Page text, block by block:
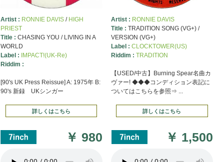
Artist : RONNIE DAVIS/ HIGH
PRIEST
Title : CHASING YOU / LIVING IN A
WORLD
Label :
IMPACT!(UK-Re)
Riddim :
[90's UK Press Reissue] A: 1975年 B:
90's 新録 UKシンガー
詳しくはこちら
￥ 980
Artist : RONNIE DAVIS
Title : TRADITION SONG (VG+) /
VERSION (VG+)
Label : CLOCKTOWER(US)
Riddim : TRADITION
【USED/中古】Burning Spear名曲カ
ヴァー! ◆◆◆コンディション表記に
ついてはこちらを参照⇒ ...
詳しくはこちら
￥ 1,500